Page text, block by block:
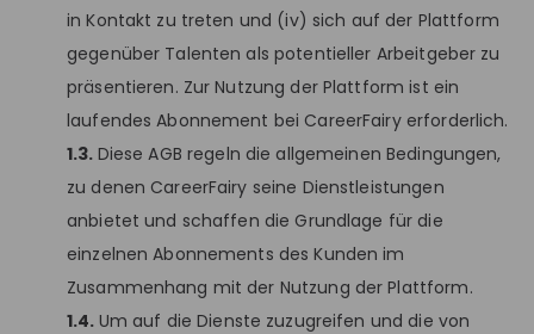
in Kontakt zu treten und (iv) sich auf der Plattform
gegenüber Talenten als potentieller Arbeitgeber zu
präsentieren. Zur Nutzung der Plattform ist ein
laufendes Abonnement bei CareerFairy erforderlich.
1.3. Diese AGB regeln die allgemeinen Bedingungen,
zu denen CareerFairy seine Dienstleistungen
anbietet und schaffen die Grundlage für die
einzelnen Abonnements des Kunden im
Zusammenhang mit der Nutzung der Plattform.
1.4. Um auf die Dienste zuzugreifen und die von